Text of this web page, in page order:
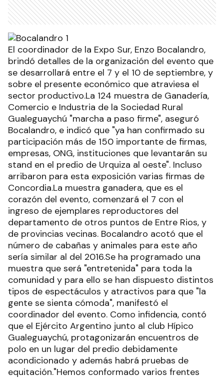
El coordinador de la Expo Sur, Enzo Bocalandro,
brindó detalles de la organización del evento que
se desarrollará entre el 7 y el 10 de septiembre, y
sobre el presente económico que atraviesa el
sector productivo.La 124 muestra de Ganadería,
Comercio e Industria de la Sociedad Rural
Gualeguaychú "marcha a paso firme", aseguró
Bocalandro, e indicó que "ya han confirmado su
participación más de 150 importante de firmas,
empresas, ONG, instituciones que levantarán su
stand en el predio de Urquiza al oeste". Incluso
arribaron para esta exposición varias firmas de
Concordia.La muestra ganadera, que es el
corazón del evento, comenzará el 7 con el
ingreso de ejemplares reproductores del
departamento de otros puntos de Entre Rios, y
de provincias vecinas. Bocalandro acotó que el
número de cabañas y animales para este año
sería similar al del 2016.Se ha programado una
muestra que será "entretenida" para toda la
comunidad y para ello se han dispuesto distintos
tipos de espectáculos y atractivos para que "la
gente se sienta cómoda", manifestó el
coordinador del evento. Como infidencia, contó
que el Ejército Argentino junto al club Hípico
Gualeguaychú, protagonizarán encuentros de
polo en un lugar del predio debidamente
acondicionado y además habrá pruebas de
equitación."Hemos conformado varios frentes